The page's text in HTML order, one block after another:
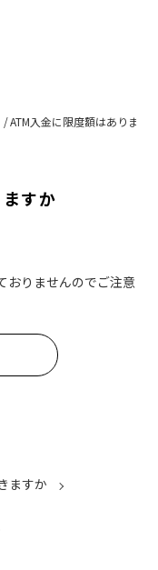
ATM入金に限度額はあります
すか
おりませんのでご注意
ますか